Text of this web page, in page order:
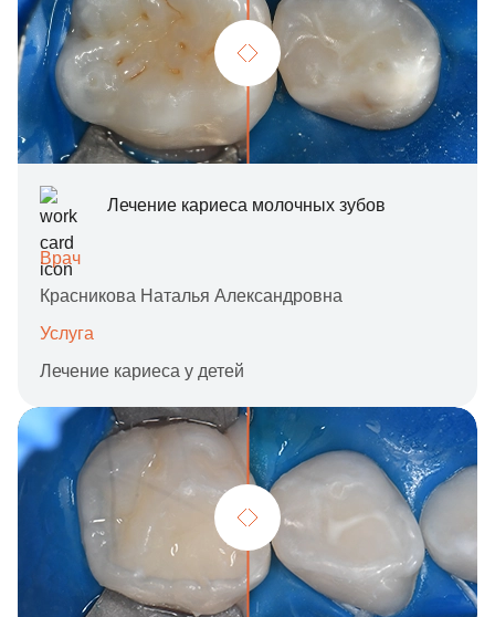
Лечение кариеса молочных зубов
Врач
Красникова Наталья Александровна
Услуга
Лечение кариеса у детей